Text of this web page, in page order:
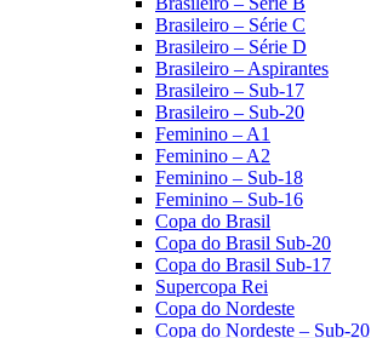
Brasileiro – Série C
Brasileiro – Série D
Brasileiro – Aspirantes
Brasileiro – Sub-17
Brasileiro – Sub-20
Feminino – A1
Feminino – A2
Feminino – Sub-18
Feminino – Sub-16
Copa do Brasil
Copa do Brasil Sub-20
Copa do Brasil Sub-17
Supercopa Rei
Copa do Nordeste
Copa do Nordeste – Sub-20